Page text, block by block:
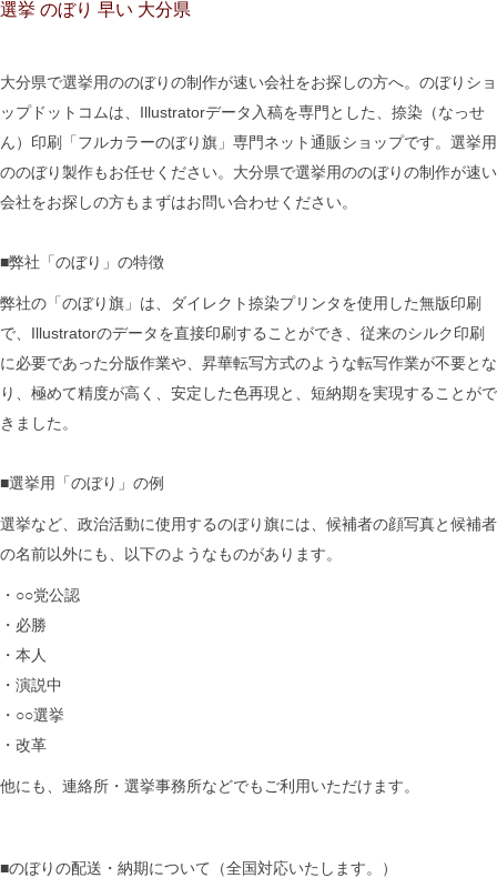
選挙 のぼり 早い 大分県
大分県で選挙用ののぼりの制作が速い会社をお探しの方へ。のぼりショ
ップドットコムは、Illustratorデータ入稿を専門とした、捺染（なっせ
ん）印刷「フルカラーのぼり旗」専門ネット通販ショップです。選挙用
ののぼり製作もお任せください。大分県で選挙用ののぼりの制作が速い
会社をお探しの方もまずはお問い合わせください。
■弊社「のぼり」の特徴
弊社の「のぼり旗」は、ダイレクト捺染プリンタを使用した無版印刷
で、Illustratorのデータを直接印刷することができ、従来のシルク印刷
に必要であった分版作業や、昇華転写方式のような転写作業が不要とな
り、極めて精度が高く、安定した色再現と、短納期を実現することがで
きました。
■選挙用「のぼり」の例
選挙など、政治活動に使用するのぼり旗には、候補者の顔写真と候補者
の名前以外にも、以下のようなものがあります。
・○○党公認
・必勝
・本人
・演説中
・○○選挙
・改革
他にも、連絡所・選挙事務所などでもご利用いただけます。
■のぼりの配送・納期について（全国対応いたします。）